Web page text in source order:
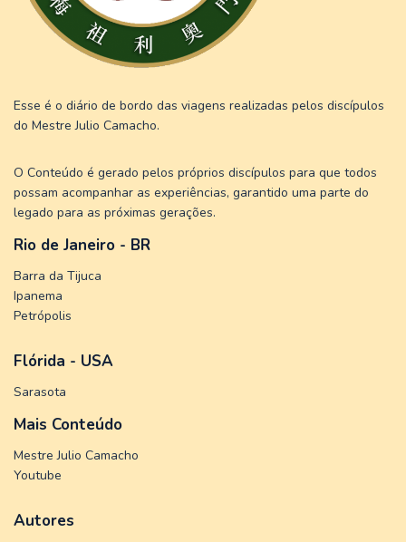
Esse é o diário de bordo das viagens realizadas pelos discípulos
do Mestre Julio Camacho.
O Conteúdo é gerado pelos próprios discípulos para que todos
possam acompanhar as experiências, garantido uma parte do
legado para as próximas gerações.
Rio de Janeiro - BR
Barra da Tijuca
Ipanema
Petrópolis
Flórida - USA
Sarasota
Mais Conteúdo
Mestre Julio Camacho
Youtube
Autores